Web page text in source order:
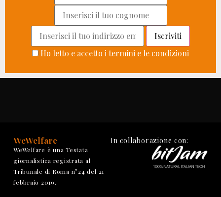
Ho letto e accetto i termini e le condizioni
WeWelfare
WeWelfare è una Testata
giornalistica registrata al
Tribunale di Roma n°24 del 21
febbraio 2019.
In collaborazione con: